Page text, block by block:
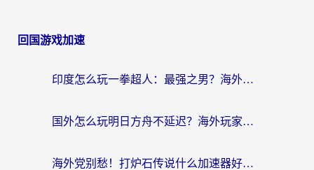
回国游戏加速
印度怎么玩一拳超人：最强之男？海外党国服游戏加速避坑指南
国外怎么玩明日方舟不延迟？海外玩家国服游戏加速终极指南（附DNF梦幻诛仙解决方案）
海外党别愁！打炉石传说什么加速器好用？3个实用技巧解决国服游戏卡顿